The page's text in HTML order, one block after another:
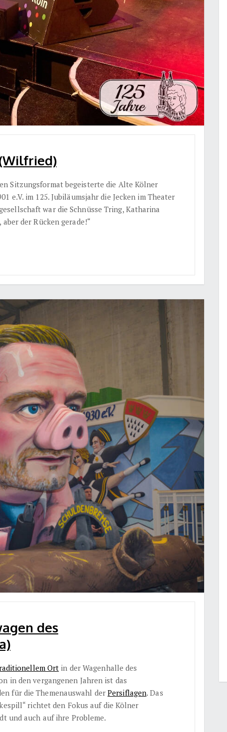
Sitzungsformat begeisterte die Alte Kölner
e.V. im 125. Jubiläumsjahr die Jecken im Theater
war die Schnüsse Tring, Katharina
der Rücken gerade!“
des
Ort in der Wagenhalle des
in den vergangenen Jahren ist das
für die Themenauswahl derPersiflagen. Das
richtet den Fokus auf die Kölner
und auch auf ihre Probleme.